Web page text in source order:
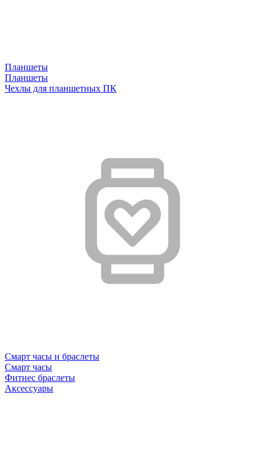
Планшеты
Планшеты
Чехлы для планшетных ПК
Смарт часы и браслеты
Смарт часы
Фитнес браслеты
Аксессуары